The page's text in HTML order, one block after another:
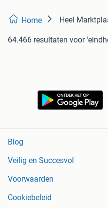
Home Heel
64.466 resultaten voor
Blog
Veilig en Succesvol
Voorwaarden
Cookiebeleid